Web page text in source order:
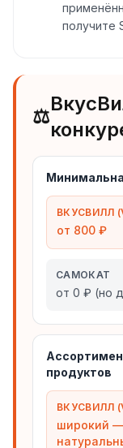
получите
⚖️
ВКУСВИЛЛ
от 800 ₽
САМОКАТ
от 0 ₽ (но
продуктов
ВКУСВИЛЛ
широкий —